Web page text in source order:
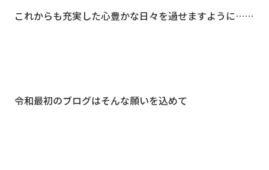
これからも充実した心豊かな日々を過せますように……
令和最初のブログはそんな願いを込めて